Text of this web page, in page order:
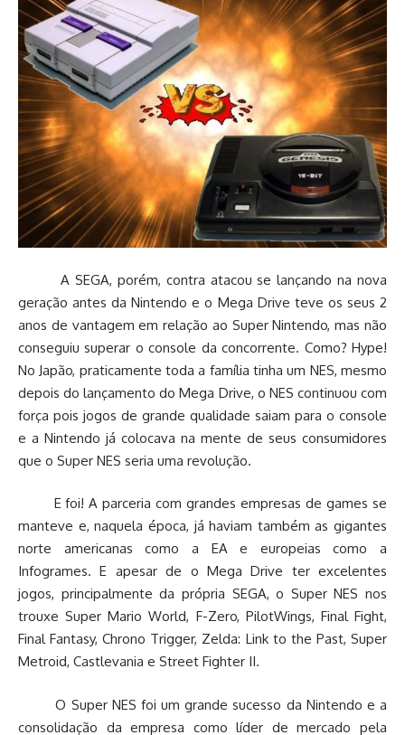
A SEGA, porém, contra atacou se lançando na nova
geração antes da Nintendo e o Mega Drive teve os seus 2
anos de vantagem em relação ao Super Nintendo, mas não
conseguiu superar o console da concorrente. Como? Hype!
No Japão, praticamente toda a família tinha um NES, mesmo
depois do lançamento do Mega Drive, o NES continuou com
força pois jogos de grande qualidade saiam para o console
e a Nintendo já colocava na mente de seus consumidores
que o Super NES seria uma revolução.
E foi! A parceria com grandes empresas de games se
manteve e, naquela época, já haviam também as gigantes
norte americanas como a EA e europeias como a
Infogrames. E apesar de o Mega Drive ter excelentes
jogos, principalmente da própria SEGA, o Super NES nos
trouxe Super Mario World, F-Zero, PilotWings, Final Fight,
Final Fantasy, Chrono Trigger, Zelda: Link to the Past, Super
Metroid, Castlevania e Street Fighter II.
O Super NES foi um grande sucesso da Nintendo e a
consolidação da empresa como líder de mercado pela